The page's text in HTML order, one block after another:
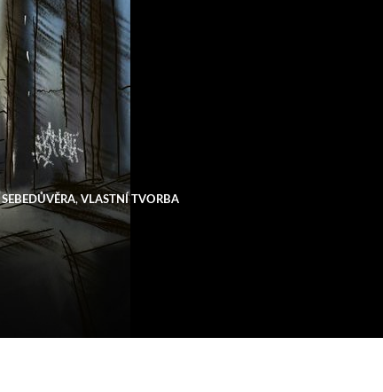
SEBEDŮVĚRA,VLASTNÍ TVORBA